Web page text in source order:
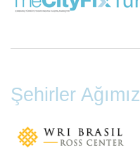
Şehirler Ağımız